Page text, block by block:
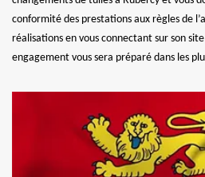
conformité des prestations aux règles de
réalisations en vous connectant sur son
engagement vous sera préparé dans les